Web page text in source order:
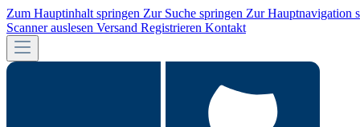
Zum Hauptinhalt springen Zur Suche springen Zur Hauptnavigation
Scanner auslesen Versand Registrieren Kontakt